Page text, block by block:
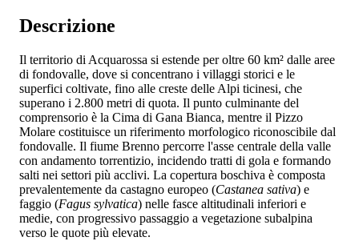
Descrizione
Il territorio di Acquarossa si estende per oltre 60 km² dalle aree
di fondovalle, dove si concentrano i villaggi storici e le
superfici coltivate, fino alle creste delle Alpi ticinesi, che
superano i 2.800 metri di quota. Il punto culminante del
comprensorio è la Cima di Gana Bianca, mentre il Pizzo
Molare costituisce un riferimento morfologico riconoscibile dal
fondovalle. Il fiume Brenno percorre l'asse centrale della valle
con andamento torrentizio, incidendo tratti di gola e formando
salti nei settori più acclivi. La copertura boschiva è composta
prevalentemente da castagno europeo (Castanea sativa) e
faggio (Fagus sylvatica) nelle fasce altitudinali inferiori e
medie, con progressivo passaggio a vegetazione subalpina
verso le quote più elevate.